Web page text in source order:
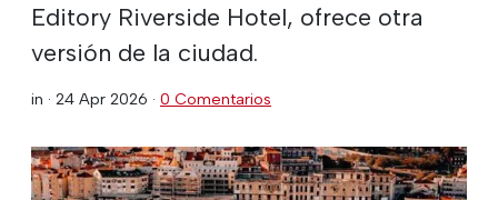
Editory Riverside Hotel, ofrece otra
versión de la ciudad.
in · 24 Apr 2026 · 0 Comentarios